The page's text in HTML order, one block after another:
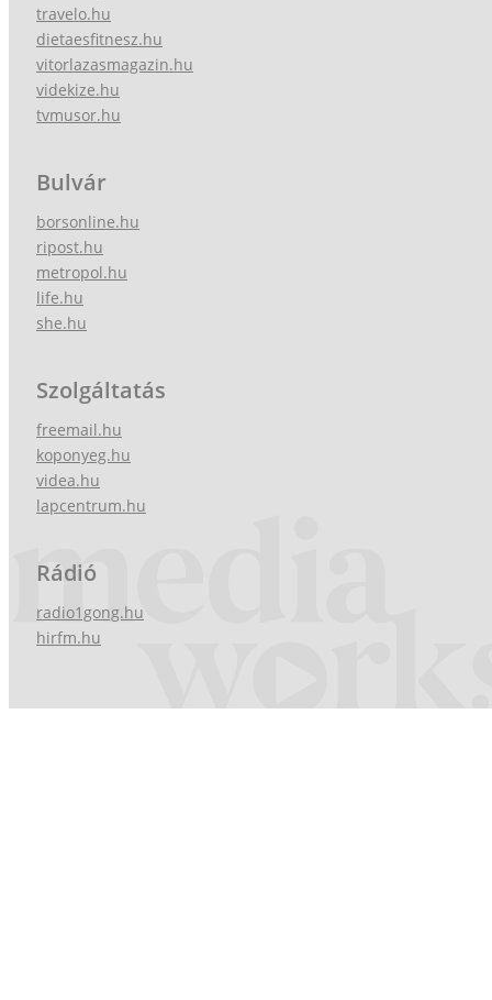
travelo.hu
dietaesfitnesz.hu
vitorlazasmagazin.hu
videkize.hu
tvmusor.hu
Bulvár
borsonline.hu
ripost.hu
metropol.hu
life.hu
she.hu
Szolgáltatás
freemail.hu
koponyeg.hu
videa.hu
lapcentrum.hu
Rádió
radio1gong.hu
hirfm.hu